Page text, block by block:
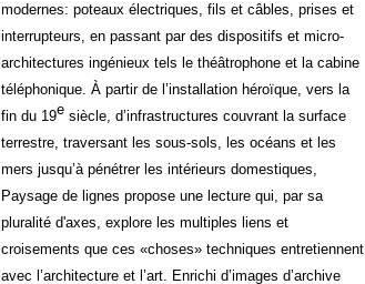
modernes: poteaux électriques, fils et câbles, prises et
interrupteurs, en passant par des dispositifs et micro-
architectures ingénieux tels le théâtrophone et la cabine
téléphonique. À partir de l’installation héroïque, vers la
fin du 19e siècle, d’infrastructures couvrant la surface
terrestre, traversant les sous-sols, les océans et les
mers jusqu’à pénétrer les intérieurs domestiques,
Paysage de lignes propose une lecture qui, par sa
pluralité d'axes, explore les multiples liens et
croisements que ces «choses» techniques entretiennent
avec l’architecture et l’art. Enrichi d’images d’archive